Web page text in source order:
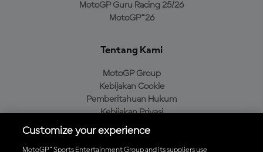
MotoGP Guru Racing 25/26
MotoGP™26
Tentang Kami
MotoGP Group
Kebijakan Cookie
Pemberitahuan Hukum
Kebijakan Privasi
Kebijakan Pembelian
Customize your experience
MotoGP™ Sports Entertainment Group and its suppliers use